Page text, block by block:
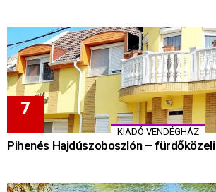
KIADÓ VENDÉGHÁZ
Pihenés Hajdúszoboszlón –